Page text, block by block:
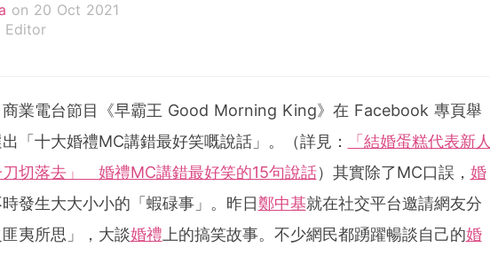
on 20 Oct 2021
Editor
商業電台節目《早霸王 Good Morning King》在 Facebook 專頁舉
「十大婚禮MC講錯最好笑嘅說話」。（詳見：
「結婚蛋糕代表新人
切落去」 婚禮MC講錯最好笑的15句說話）其實除了MC口誤， 婚
發生大大小小的「蝦碌事」。昨日鄭中基就在社交平台邀請網友分
夷所思」，大談婚禮上的搞笑故事。不少網民都踴躍暢談自己的婚